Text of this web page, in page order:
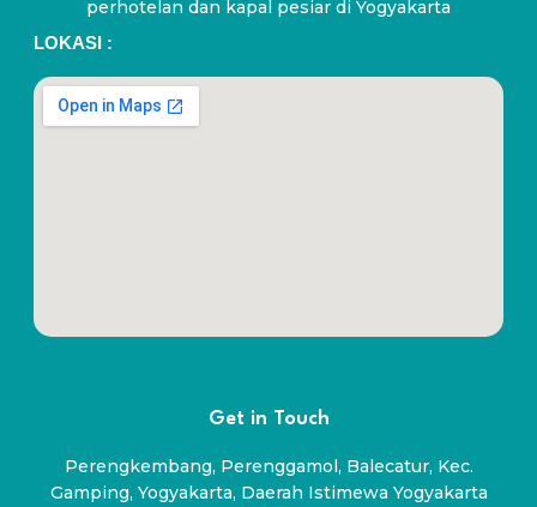
perhotelan dan kapal pesiar di Yogyakarta
LOKASI :
Get in Touch
Perengkembang, Perenggamol, Balecatur, Kec.
Gamping, Yogyakarta, Daerah Istimewa Yogyakarta